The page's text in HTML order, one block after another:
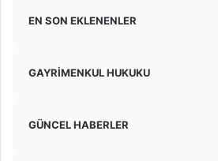
EN SON EKLENENLER
GAYRİMENKUL HUKUKU
GÜNCEL HABERLER